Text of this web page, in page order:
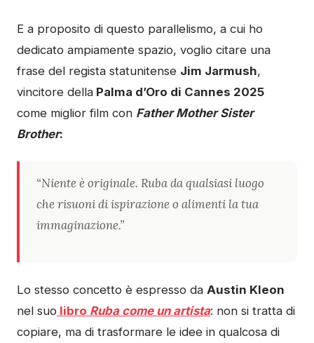
E a proposito di questo parallelismo, a cui ho
dedicato ampiamente spazio, voglio citare una
frase del regista statunitense Jim Jarmush,
vincitore della Palma d’Oro di Cannes 2025
come miglior film con Father Mother Sister
Brother:
“Niente è originale. Ruba da qualsiasi luogo
che risuoni di ispirazione o alimenti la tua
immaginazione.”
Lo stesso concetto è espresso da Austin Kleon
nel suo libro Ruba come un artista: non si tratta di
copiare, ma di trasformare le idee in qualcosa di